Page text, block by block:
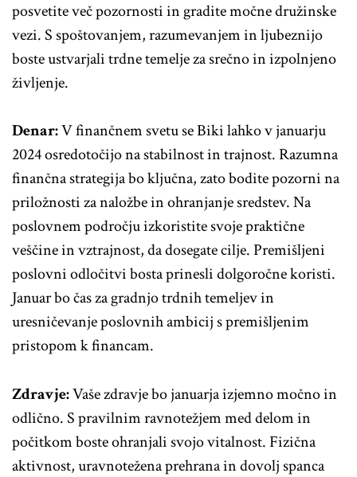
posvetite več pozornosti in gradite močne družinske
vezi. S spoštovanjem, razumevanjem in ljubeznijo
boste ustvarjali trdne temelje za srečno in izpolnjeno
življenje.
Denar:V finančnem svetu se Biki lahko v januarju
2024 osredotočijo na stabilnost in trajnost. Razumna
finančna strategija bo ključna, zato bodite pozorni na
priložnosti za naložbe in ohranjanje sredstev. Na
poslovnem področju izkoristite svoje praktične
veščine in vztrajnost, da dosegate cilje. Premišljeni
poslovni odločitvi bosta prinesli dolgoročne koristi.
Januar bo čas za gradnjo trdnih temeljev in
uresničevanje poslovnih ambicij s premišljenim
pristopom k financam.
Zdravje:Vaše zdravje bo januarja izjemno močno in
odlično. S pravilnim ravnotežjem med delom in
počitkom boste ohranjali svojo vitalnost. Fizična
aktivnost, uravnotežena prehrana in dovolj spanca